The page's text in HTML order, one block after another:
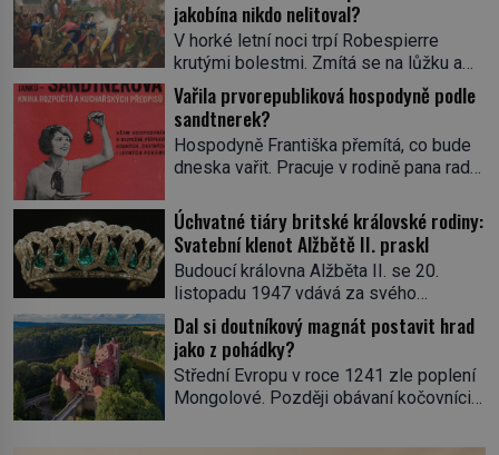
jakobína nikdo nelitoval?
V horké letní noci trpí Robespierre
krutými bolestmi. Zmítá se na lůžku a
hlavou mu víří kolotoč myšlenek. Když
se probere z mdlob, vzpomene si na
jednu z pařížských jasnovidek, kterou
před lety navštívil. Prorokovala mu
tragický osud. Tehdy se jí vysmál.
prohlásil o něm jiný významný
francouzský revolucionář, Honoré de
Mirabeau […]
Vařila prvorepubliková hospodyně podle
sandtnerek?
Hospodyně Františka přemítá, co bude
dneska vařit. Pracuje v rodině pana rady
rychle v jedné ze „sandtnerek“.
„Zaplaťpánbůh, že už nemusíme chodit
s lístky,“ povzdechne si směrem ke
služce, kterou má v kuchyni k ruce.
Ještě v prvních letech nové republiky
fungoval kvůli nedostatku zboží
přídělový systém. […]
Úchvatné tiáry britské královské rodiny:
Svatební klenot Alžbětě II. praskl
Budoucí královna Alžběta II. se 20.
listopadu 1947 vdává za svého
vyvoleného Filipa Mountbattena. Aby
měla na obřad ve Westminsteru podle
tradice „něco vypůjčeného“, její matka jí
věnuje jedinečný šperk ze své
soukromé kolekce – diamantovou tiáru
tiára,“ zhodnotil klenot britský politik Sir
Dal si doutníkový magnát postavit hrad
jako z pohádky?
Střední Evropu v roce 1241 zle poplení
Mongolové. Později obávaní kočovníci